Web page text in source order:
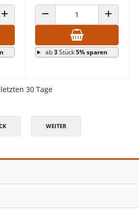
ANZAHL ERHÖHENANZAHL VERRINGERN ANZAHL
ab3Stück5% sparen
30 Tage
WEITER